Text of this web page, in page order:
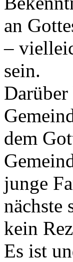
an
–
sein.
dem
junge
nächste
kein
Es ist